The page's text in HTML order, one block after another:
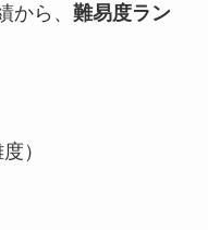
から、 難易度ラン
）